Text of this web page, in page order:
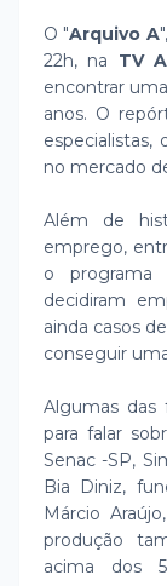
O "Arquivo A
22h, na TV
encontrar
anos. O
especialistas,
no mercado
Além de
emprego,
o programa
decidiram
ainda casos
conseguir
Algumas das
para falar
Senac -SP,
Bia Diniz,
Márcio
produção
acima dos